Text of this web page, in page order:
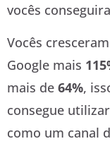
vocês
Vocês
Google mais
mais de 64%,
consegue
como um canal